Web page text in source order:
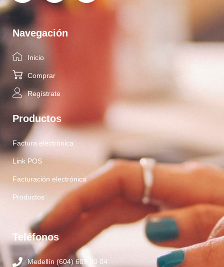
Navegación
Inicio
Comprar
Regístrate
Productos
Factura electrónica
Link POS
Facturación electrónica
Productos
Teléfonos
Medellín (604) 609 00 04